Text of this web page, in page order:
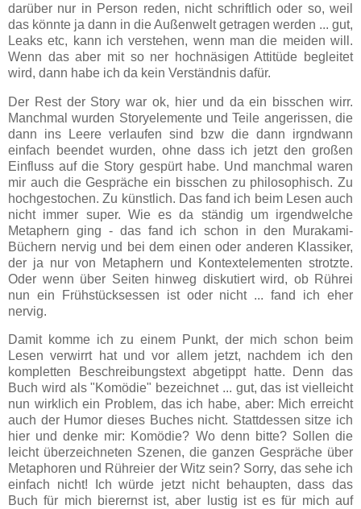
darüber nur in Person reden, nicht schriftlich oder so, weil
das könnte ja dann in die Außenwelt getragen werden ... gut,
Leaks etc, kann ich verstehen, wenn man die meiden will.
Wenn das aber mit so ner hochnäsigen Attitüde begleitet
wird, dann habe ich da kein Verständnis dafür.
Der Rest der Story war ok, hier und da ein bisschen wirr.
Manchmal wurden Storyelemente und Teile angerissen, die
dann ins Leere verlaufen sind bzw die dann irgndwann
einfach beendet wurden, ohne dass ich jetzt den großen
Einfluss auf die Story gespürt habe. Und manchmal waren
mir auch die Gespräche ein bisschen zu philosophisch. Zu
hochgestochen. Zu künstlich. Das fand ich beim Lesen auch
nicht immer super. Wie es da ständig um irgendwelche
Metaphern ging - das fand ich schon in den Murakami-
Büchern nervig und bei dem einen oder anderen Klassiker,
der ja nur von Metaphern und Kontextelementen strotzte.
Oder wenn über Seiten hinweg diskutiert wird, ob Rührei
nun ein Frühstücksessen ist oder nicht ... fand ich eher
nervig.
Damit komme ich zu einem Punkt, der mich schon beim
Lesen verwirrt hat und vor allem jetzt, nachdem ich den
kompletten Beschreibungstext abgetippt hatte. Denn das
Buch wird als "Komödie" bezeichnet ... gut, das ist vielleicht
nun wirklich ein Problem, das ich habe, aber: Mich erreicht
auch der Humor dieses Buches nicht. Stattdessen sitze ich
hier und denke mir: Komödie? Wo denn bitte? Sollen die
leicht überzeichneten Szenen, die ganzen Gespräche über
Metaphoren und Rühreier der Witz sein? Sorry, das sehe ich
einfach nicht! Ich würde jetzt nicht behaupten, dass das
Buch für mich bierernst ist, aber lustig ist es für mich auf